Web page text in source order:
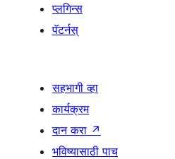
प्लगिन्स
पॅटर्नस्
सहभागी व्हा
कार्यक्रम
दान करा ↗
भविष्यासाठी पाच